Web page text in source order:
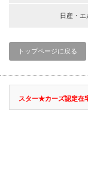
日産・エ
トップページに戻る
スター★カーズ認定在